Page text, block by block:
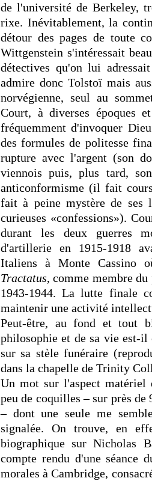
de l'université de Berkeley,
rixe. Inévitablement, la
détour des pages de toute
Wittgenstein s'intéressait
détectives qu'on lui
admire donc Tolstoï mais
norvégienne, seul au
Court, à diverses époques
fréquemment d'invoquer
des formules de politesse
rupture avec l'argent (son
viennois puis, plus tard,
anticonformisme (il fait
fait à peine mystère de ses
curieuses «confessions»).
durant les deux guerres
d'artillerie en 1915-1918
Italiens à Monte Cassino
Tractatus, comme membre
1943-1944. La lutte finale
maintenir une activité
Peut-être, au fond et tout
philosophie et de sa vie est-
sur sa stèle funéraire
dans la chapelle de Trinity
Un mot sur l'aspect
peu de coquilles – sur près de
– dont une seule me
signalée. On trouve, en
biographique sur Nicholas
compte rendu d'une séance
morales à Cambridge,